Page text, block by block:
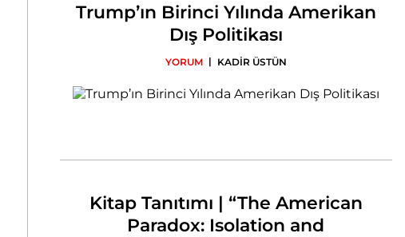
Trump’ın Birinci Yılında Amerikan
Dış Politikası
YORUM | KADİR ÜSTÜN
Kitap Tanıtımı | “The American
Paradox: Isolation and